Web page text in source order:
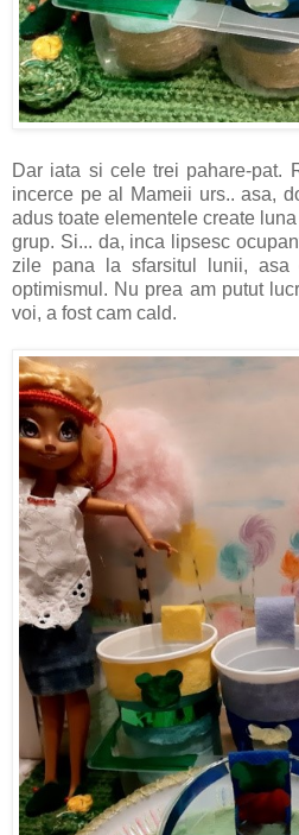
Dar iata si cele trei pahare-pat.
incerce pe al Mameii urs.. asa,
adus toate elementele create
grup. Si... da, inca lipsesc
zile pana la sfarsitul lunii, asa
optimismul. Nu prea am putut
voi, a fost cam cald.